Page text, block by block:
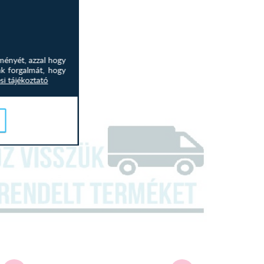
azzal hogy
forgalmát, hogy
tájékoztató